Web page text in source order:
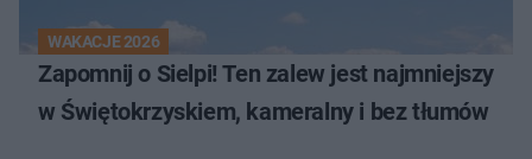
WAKACJE 2026
Zapomnij o Sielpi! Ten zalew jest najmniejszy
w Świętokrzyskiem, kameralny i bez tłumów